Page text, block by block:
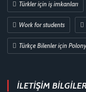
Türkler için iş imkanları
Work for students
Türkçe Bilenler için
İLETİŞİM